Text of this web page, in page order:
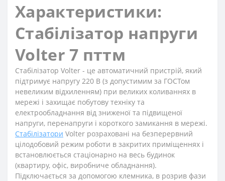
Характеристики:
Стабілізатор напруги
Volter 7 пттм
Стабілізатор Volter - це автоматичний пристрій, який
підтримує напругу 220 В (з допустимим за ГОСТом
невеликим відхиленням) при великих коливаннях в
мережі і захищає побутову техніку та
електрообладнання від зниженої та підвищеної
напруги, перенапруги і короткого замикання в мережі.
Стабілізатори Volter розраховані на безперервний
цілодобовий режим роботи в закритих приміщеннях і
встановлюється стаціонарно на весь будинок
(квартиру, офіс, виробниче обладнання).
Підключається за допомогою клемника, в розрив фази